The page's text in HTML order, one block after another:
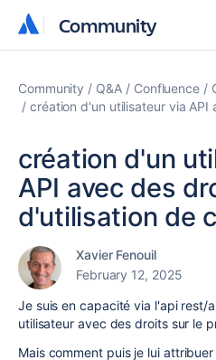
Community
Community
Community Q&A Confluence
création d'un utilisateur via
création d'un
API avec des
d'utilisation de
Xavier Fenouil
February 12, 2025
Je suis en capacité via l'api rest/
utilisateur avec des droits sur le
Mais comment puis je lui